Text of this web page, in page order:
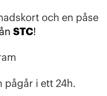
och en påse
STC!
pågår i ett 24h.